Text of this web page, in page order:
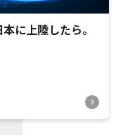
に上陸したら。